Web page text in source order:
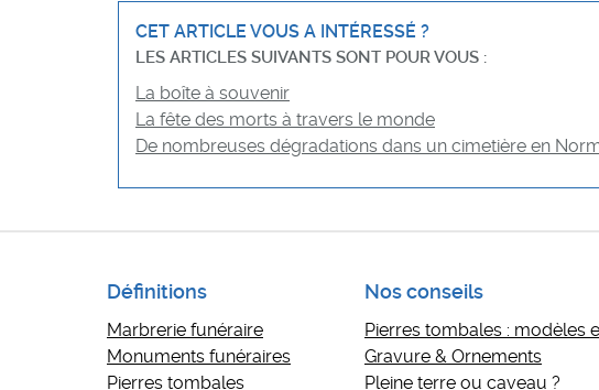
CET ARTICLE VOUS A INTÉRESSÉ ?
LES ARTICLES SUIVANTS SONT POUR VOUS :
La boîte à souvenir
La fête des morts à travers le monde
De nombreuses dégradations dans un cimetière en
Définitions
Marbrerie funéraire
Monuments funéraires
Pierres tombales
Nos conseils
Pierres tombales : modèles
Gravure & Ornements
Pleine terre ou caveau ?